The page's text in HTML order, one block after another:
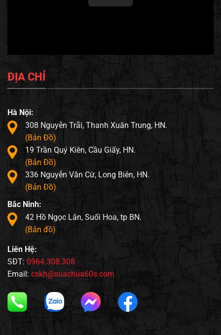
ĐỊA CHỈ
Hà Nội:
308 Nguyễn Trãi, Thanh Xuân Trung, HN.
(Bản Đồ)
19 Trần Quý Kiên, Cầu Giấy, HN.
(Bản Đồ)
336 Nguyễn Văn Cừ, Long Biên, HN.
(Bản Đồ)
Bắc Ninh:
42 Hồ Ngọc Lân, Suối Hoa, tp BN.
(Bản đồ)
Liên Hệ:
SĐT: 0964.308.308
Email: cskh@suachua60s.com